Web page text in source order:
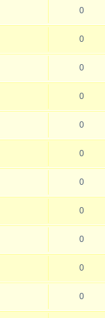
0
0
0
0
0
0
0
0
0
0
0